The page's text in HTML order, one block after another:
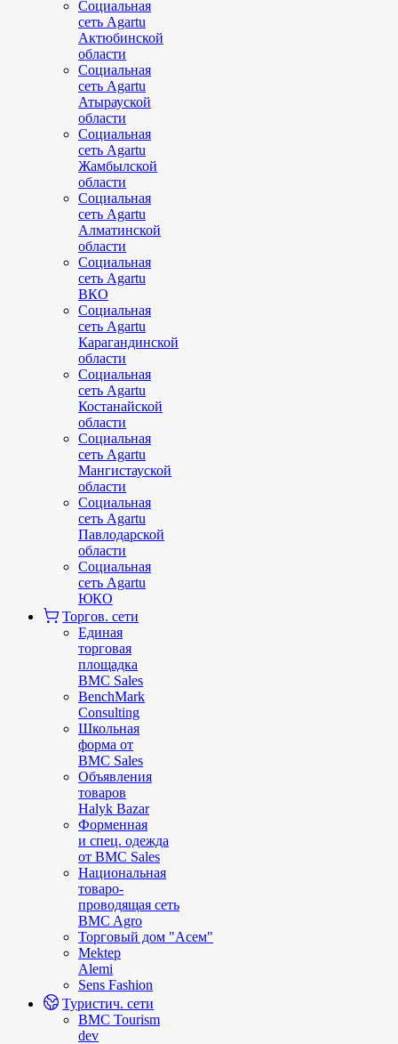
Социальная
сеть Agartu
Актюбинской
области
Социальная
сеть Agartu
Атырауской
области
Социальная
сеть Agartu
Жамбылской
области
Социальная
сеть Agartu
Алматинской
области
Социальная
сеть Agartu
ВКО
Социальная
сеть Agartu
Карагандинской
области
Социальная
сеть Agartu
Костанайской
области
Социальная
сеть Agartu
Мангистауской
области
Социальная
сеть Agartu
Павлодарской
области
Социальная
сеть Agartu
ЮКО
Торгов. сети
Единая
торговая
площадка
BMC Sales
BenchMark
Consulting
Школьная
форма от
BMC Sales
Объявления
товаров
Halyk Bazar
Форменная
и спец. одежда
от BMC Sales
Национальная
товаро-
проводящая сеть
BMC Agro
Торговый дом "Асем"
Mektep
Alemi
Sens Fashion
Туристич. сети
BMC Tourism
dev